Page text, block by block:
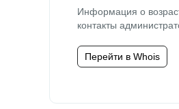
Информация о
контакты
Перейти в Whois